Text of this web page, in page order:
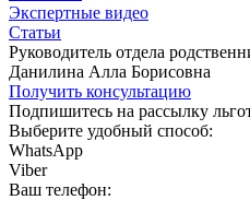
Экспертные видео
Статьи
Руководитель отдела
Данилина Алла Борисовна
Получить консультацию
Подпишитесь на рассылку
Выберите удобный способ:
WhatsApp
Viber
Ваш телефон: